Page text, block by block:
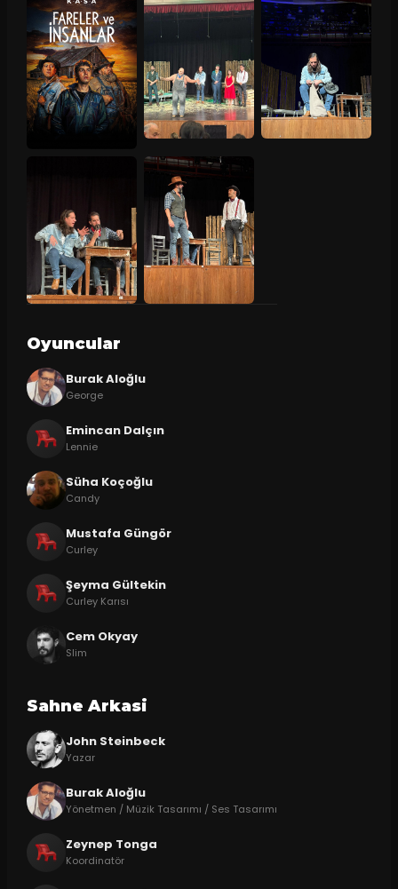
Oyuncular
Burak Aloğlu
George
Emincan Dalçın
Lennie
Süha Koçoğlu
Candy
Mustafa Güngör
Curley
Şeyma Gültekin
Curley Karısı
Cem Okyay
Slim
Sahne Arkasi
John Steinbeck
Yazar
Burak Aloğlu
Yönetmen / Müzik Tasarımı / Ses Tasarımı
Zeynep Tonga
Koordinatör